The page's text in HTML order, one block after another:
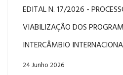
EDITAL N. 17/2026 -
VIABILIZAÇÃO DOS
INTERCÂMBIO
24 Junho 2026